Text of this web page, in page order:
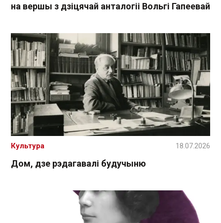
на вершы з дзіцячай анталогіі Вольгі Гапеевай
Дом, дзе рэдагавалі будучыню
Культура 18.07.2026